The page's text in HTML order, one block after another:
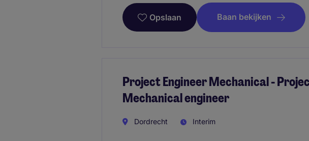
Opslaan Baan bekijken
Project Engineer Mechanical -
Mechanical engineer
Dordrecht Interim